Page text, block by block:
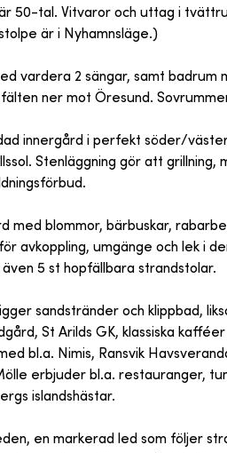
50-tal. Vitvaror och uttag i
är i Nyhamnsläge.)
vardera 2 sängar, samt badrum
ner mot Öresund.
innergård i perfekt söder/
Stenläggning gör att grillning,
med blommor, bärbuskar,
avkoppling, umgänge och lek i
5 st hopfällbara strandstolar.
sandstränder och klippbad,
St Arilds GK, klassiska
bl.a. Nimis, Ransvik
erbjuder bl.a. restauranger,
islandshästar.
en markerad led som följer